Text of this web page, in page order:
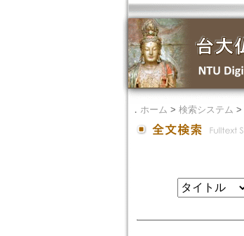
． ホーム > 検索システム >